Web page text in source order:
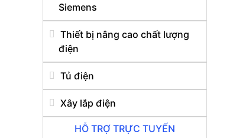
Siemens
Thiết bị nâng cao chất lượng
điện
Tủ điện
Xây lắp điện
HỖ TRỢ TRỰC TUYẾN